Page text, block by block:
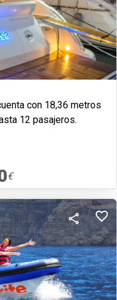
con 18,36 metros
12 pasajeros.
€